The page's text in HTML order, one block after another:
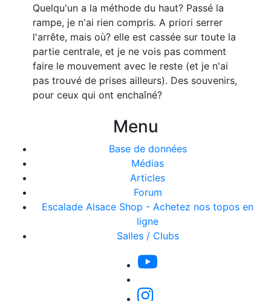
Quelqu'un a la méthode du haut? Passé la
rampe, je n'ai rien compris. A priori serrer
l'arrête, mais où? elle est cassée sur toute la
partie centrale, et je ne vois pas comment
faire le mouvement avec le reste (et je n'ai
pas trouvé de prises ailleurs). Des souvenirs,
pour ceux qui ont enchaîné?
Menu
Base de données
Médias
Articles
Forum
Escalade Alsace Shop - Achetez nos topos en
ligne
Salles / Clubs